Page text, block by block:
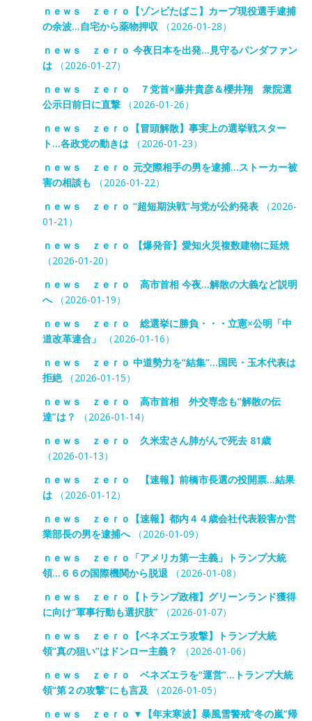
ｎｅｗｓ ｚｅｒｏ【ゾンビたばこ】カープ現役選手逮捕
の余波…自宅から薬物押収 （2026-01-28）
ｎｅｗｓ ｚｅｒｏ 今夜日本を出発…見守るパンダファン
は（2026-01-27）
ｎｅｗｓ ｚｅｒｏ ７党首×藤井貴彦＆櫻井翔 衆院選
公示日前日に直撃（2026-01-26）
ｎｅｗｓ ｚｅｒｏ【冒頭解散】事実上の選挙戦スター
ト…各政党の動きは（2026-01-23）
ｎｅｗｓ ｚｅｒｏ 元交際相手の男を逮捕…ストーカー被
害の相談も （2026-01-22）
ｎｅｗｓ ｚｅｒｏ “超短期決戦”与党が公約発表（2026-
01-21）
ｎｅｗｓ ｚｅｒｏ 【爆発音】愛知火災複数建物に延焼
（2026-01-20）
ｎｅｗｓ ｚｅｒｏ 高市首相 今夜…解散の大義など説明
へ（2026-01-19）
ｎｅｗｓ ｚｅｒｏ 総選挙に勝負・・・立憲×公明「中
道改革連合」
（2026-01-16）
ｎｅｗｓ ｚｅｒｏ 中道勢力を“結集”…国民・玉木代表は
拒絶（2026-01-15）
ｎｅｗｓ ｚｅｒｏ 高市首相 外交専念も“解散の伝
達”は？
（2026-01-14）
ｎｅｗｓ ｚｅｒｏ 久米宏さん肺がんで死去 81歳
（2026-01-13）
ｎｅｗｓ ｚｅｒｏ 【速報】前橋市長選の投開票…結果
は（2026-01-12）
ｎｅｗｓ ｚｅｒｏ【速報】都内４４歳会社代表殺害か営
業部長の男を逮捕へ（2026-01-09）
ｎｅｗｓ ｚｅｒｏ「アメリカ第一主義」トランプ大統
領…６６の国際機関から脱退 （2026-01-08）
ｎｅｗｓ ｚｅｒｏ【トランプ政権】グリーンランド獲得
に向け“軍事行動も選択肢”（2026-01-07）
ｎｅｗｓ ｚｅｒｏ【ベネズエラ攻撃】トランプ大統
領“真の狙い”はドンロー主義？
（2026-01-06）
ｎｅｗｓ ｚｅｒｏ ベネズエラを“運営”…トランプ大統
領“第２の攻撃”にも言及
（2026-01-05）
ｎｅｗｓ ｚｅｒｏ ▼【年末寒波】暴風雪警戒“冬の嵐”帰